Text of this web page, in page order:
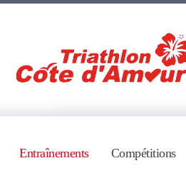
Entraînements Compétitions